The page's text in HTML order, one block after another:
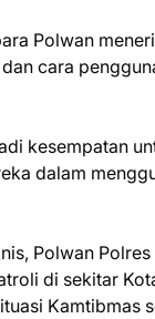
Polwan
cara
kesempatan
dalam
Polwan
di sekitar
Kamtibmas